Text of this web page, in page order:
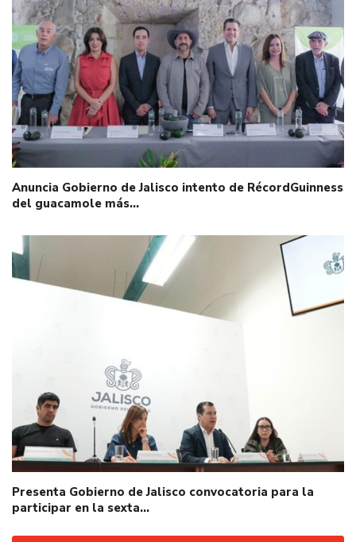
Anuncia Gobierno de Jalisco intento de RécordGuinness
del guacamole más…
Presenta Gobierno de Jalisco convocatoria para la
participar en la sexta…